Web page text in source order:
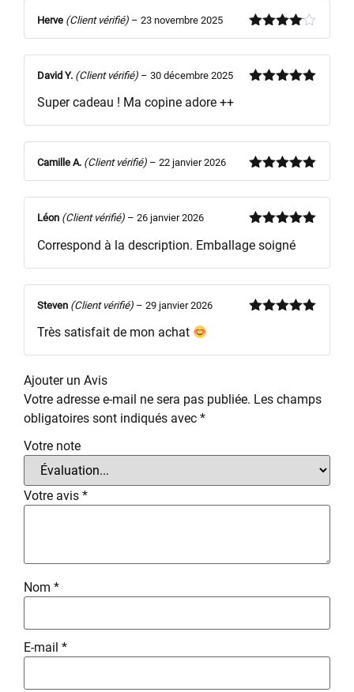
Note4
Herve (Client vérifié) – 23 novembre 2025
David Y. (Client vérifié) – 30 décembre 2025
Super cadeau ! Ma copine adore ++
Note5sur
Camille A. (Client vérifié) – 22 janvier 2026
5
Léon (Client vérifié) – 26 janvier 2026
Correspond à la description. Emballage soigné
Steven (Client vérifié) – 29 janvier 2026
Très satisfait de mon achat
Ajouter un Avis
Votre adresse e-mail ne sera pas publiée. Les champs
obligatoires sont indiqués avec *
Votre note
Votre avis *
Nom *
E-mail *